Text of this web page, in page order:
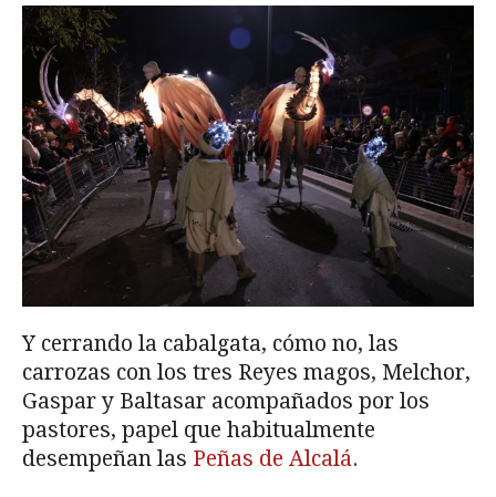
Y cerrando la cabalgata, cómo no, las
carrozas con los tres Reyes magos, Melchor,
Gaspar y Baltasar acompañados por los
pastores, papel que habitualmente
desempeñan las Peñas de Alcalá.